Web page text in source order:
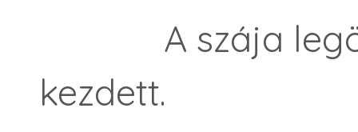
A szája
kezdett.